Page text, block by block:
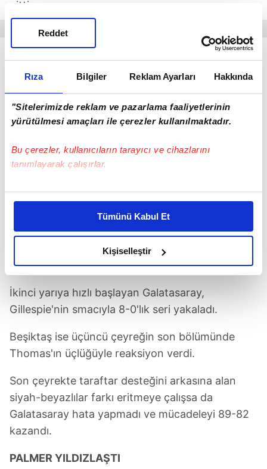
Rıza Bilgiler Reklam Ayarları Hakkında
"Sitelerimizde reklam ve pazarlama faaliyetlerinin
yürütülmesi amaçları ile çerezler kullanılmaktadır.
Bu çerezler, kullanıcıların tarayıcı ve cihazlarını
tanımlayarak çalışırlar.
Bu çerezlere izin vermeniz halinde sizlere özel
daha iyi reklam deneyimi yaşatabiliriz. Bunu yaparken
amacımızın size daha iyi bir reklam deneyimi sunmak
olduğunu ve sizlere en iyi içerikleri sunabilmek adına
elimizden gelen çabayı gösterdiğimizi ve bu noktada,
reklamların maliyetlerimizi karşılamak noktasında tek gelir
kalemimiz olduğunu sizlere hatırlatmak isteriz.
takdirde, kullanıcılara hedefli reklamlar
gösterilmeyecektir."
Sizlere daha iyi bir hizmet sunabilmek için İnternet
Sitemizde kendimize ve üçüncü kişilere ait çerezler
kullanılmaktadır. Bu çerezler vasıtasıyla çeşitli kişisel
verileriniz işlenmekte olup gerekli olan çerezler bilgi
toplumu hizmetlerinin sunulması amacıyla
kılınması ve kişiselleştirilmesi ve sizlere yönelik
Tümünü Kabul Et
Kişiselleştir
Reddet
gitti.
Galatasaray derbide Beşiktaş'ı yendi
BEŞİKTAŞ GERİ DÖNEMEDİ
İkinci yarıya hızlı başlayan Galatasaray,
Gillespie'nin smacıyla 8-0'lık seri yakaladı.
Beşiktaş ise üçüncü çeyreğin son bölümünde
Thomas'ın üçlüğüyle reaksiyon verdi.
Son çeyrekte taraftar desteğini arkasına alan
siyah-beyazlılar farkı eritmeye çalışsa da
Galatasaray hata yapmadı ve mücadeleyi 89-82
kazandı.
PALMER YILDIZLAŞTI